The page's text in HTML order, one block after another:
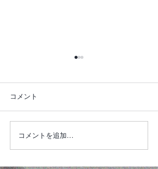
琥珀ジュエリー
コメント
コメントを追加…